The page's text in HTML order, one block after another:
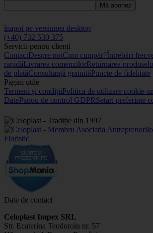
Mă abonez
înapoi pe versiunea desktop
(+40) 732 530 375
Servicii pentru clienți
ContactDespre noiCum cumpăr?Întrebări
rapidăLivrarea comenzilorReturnarea
de platăConsultanță gratuităPuncte de fidelitate
Pagini utile
Termeni și condițiiPolitica de utilizare cookie-
DatePanou de control GDPRSetari preferinte
Date de contact
Celoplast Impex SRL
Str. Ecaterina Teodoroiu nr. 57